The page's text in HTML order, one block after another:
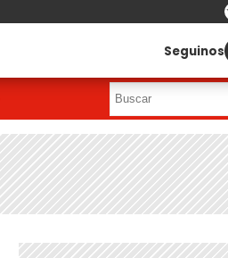
Seguinos